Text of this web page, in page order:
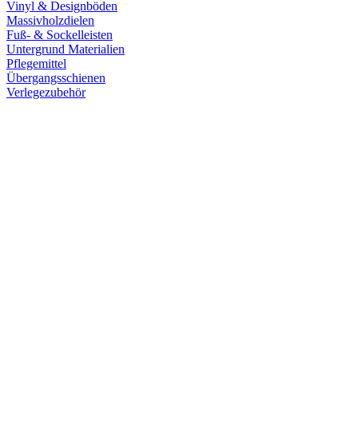
Vinyl & Designböden
Massivholzdielen
Fuß- & Sockelleisten
Untergrund Materialien
Pflegemittel
Übergangsschienen
Verlegezubehör